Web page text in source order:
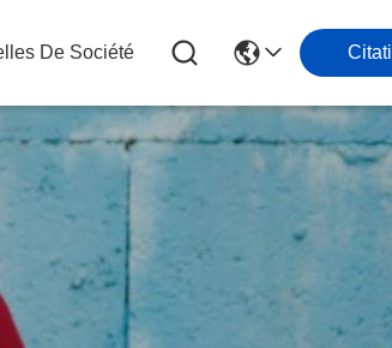
De Société